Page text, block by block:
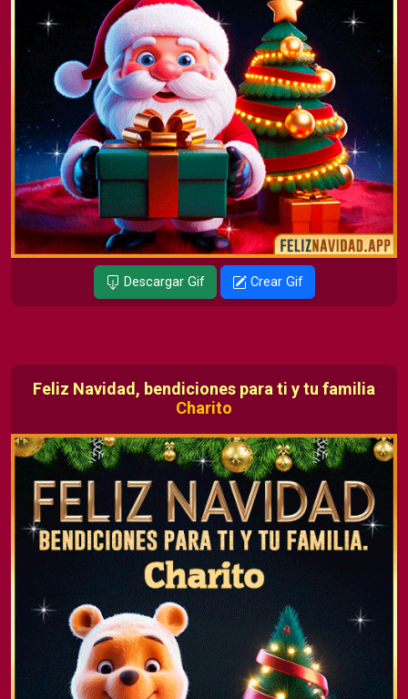
Descargar Gif Crear Gif
Feliz Navidad, bendiciones para ti y tu familia
Charito